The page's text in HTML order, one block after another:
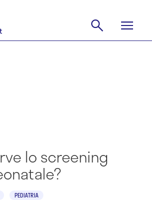
lo screening
PEDIATRIA